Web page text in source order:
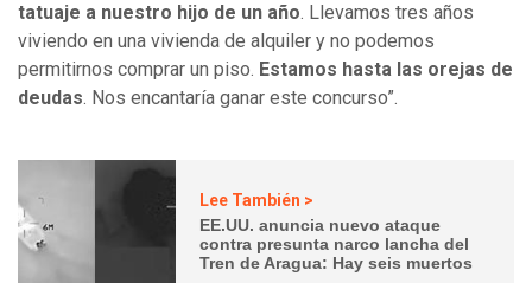
tatuaje a nuestro hijo de un año. Llevamos tres años
viviendo en una vivienda de alquiler y no podemos
permitirnos comprar un piso. Estamos hasta las orejas de
deudas. Nos encantaría ganar este concurso”.
Lee También >
EE.UU. anuncia nuevo ataque
contra presunta narco lancha del
Tren de Aragua: Hay seis muertos